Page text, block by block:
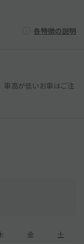
各特徴の説明
高が低いお車はご注
金 土